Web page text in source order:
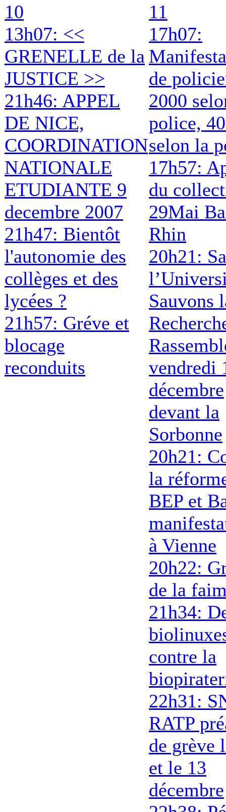
10
13h07: <<
GRENELLE de la
JUSTICE >>
21h46: APPEL
DE NICE,
COORDINATION
NATIONALE
ETUDIANTE 9
decembre 2007
21h47: Bientôt
l'autonomie des
collèges et des
lycées ?
21h57: Gréve et
blocage
reconduits
11
17h07:
de
2000
police,
selon la
17h57:
du
29Mai
Rhin
20h21:
Sauvons
vendredi
décembre
devant la
Sorbonne
20h21:
la
BEP et
à Vienne
20h22:
de la
21h34:
contre la
22h31:
RATP
de grève
et le 13
décembre